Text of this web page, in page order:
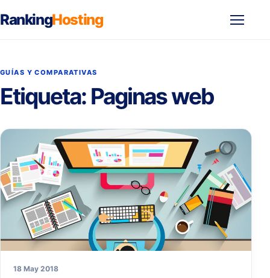
RankingHosting
GUÍAS Y COMPARATIVAS
Etiqueta: Paginas web
18 May 2018